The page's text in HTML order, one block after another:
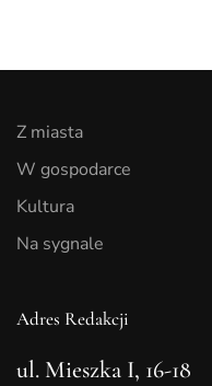
Z miasta
W gospodarce
Kultura
Na sygnale
Adres Redakcji
ul. Mieszka I, 16-18